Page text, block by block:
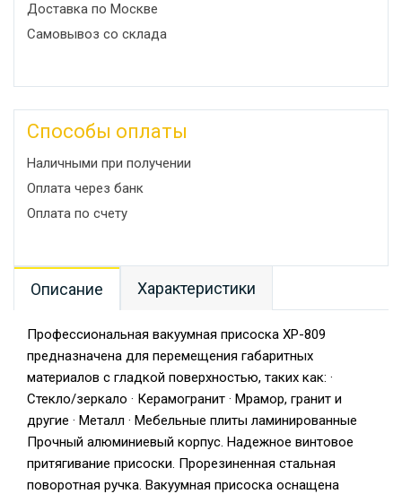
Доставка по Москве
Самовывоз со склада
Способы оплаты
Наличными при получении
Оплата через банк
Оплата по счету
Описание Характеристики
Профессиональная вакуумная присоска XP-809
предназначена для перемещения габаритных
материалов с гладкой поверхностью, таких как: ·
Стекло/зеркало · Керамогранит · Мрамор, гранит и
другие · Металл · Мебельные плиты ламинированные
Прочный алюминиевый корпус. Надежное винтовое
притягивание присоски. Прорезиненная стальная
поворотная ручка. Вакуумная присоска оснащена